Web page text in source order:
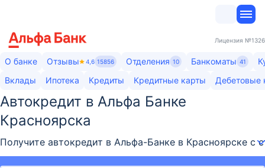
Лицензия №1326
О банке Отзывы 4,6 15856 Отделения 10 Банкоматы 41
Вклады
Ипотека Кредиты Кредитные карты Дебетовые
Автокредит в Альфа Банке
Красноярска
Получите автокредит в Альфа-Банке в Красноярске